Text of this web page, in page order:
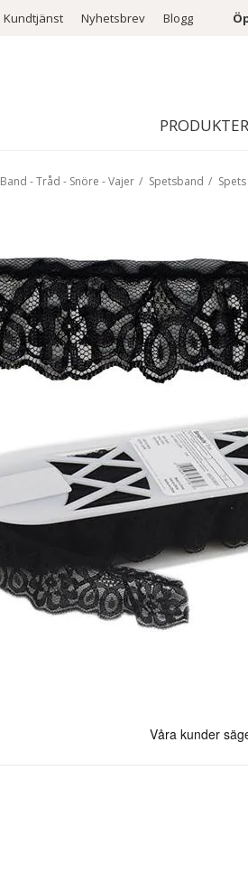
Kundtjänst Nyhetsbrev Blogg
PRODUKTER
Band - Tråd - Snöre - Vajer / Spetsband /